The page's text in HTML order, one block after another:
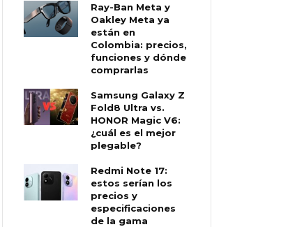
Ray-Ban Meta y
Oakley Meta ya
están en
Colombia: precios,
funciones y dónde
comprarlas
Samsung Galaxy Z
Fold8 Ultra vs.
HONOR Magic V6:
¿cuál es el mejor
plegable?
Redmi Note 17:
estos serían los
precios y
especificaciones
de la gama